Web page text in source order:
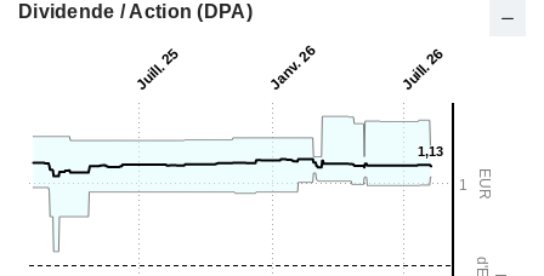
Dividende / Action (DPA)